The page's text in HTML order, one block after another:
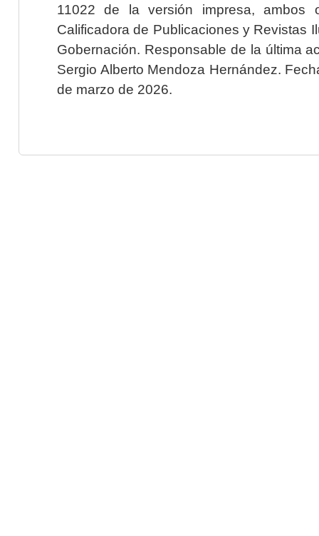
11022 de la versión impresa, ambos
Calificadora de Publicaciones y Revistas
Gobernación. Responsable de la última
Sergio Alberto Mendoza Hernández.
de marzo de 2026.